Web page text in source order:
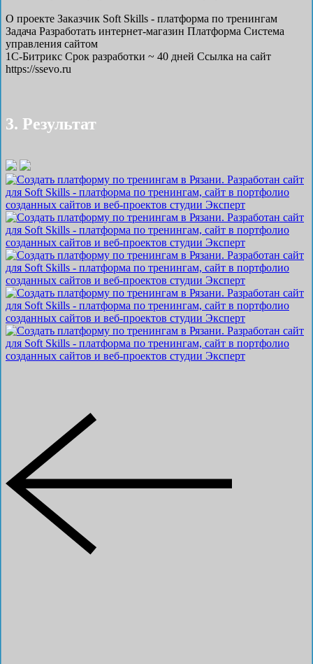
О проекте Заказчик Soft Skills - платформа по тренингам
Задача Разработать интернет-магазин Платформа Система
управления сайтом
1С-Битрикс Срок разработки ~ 40 дней Ссылка на сайт
https://ssevo.ru
3. Результат